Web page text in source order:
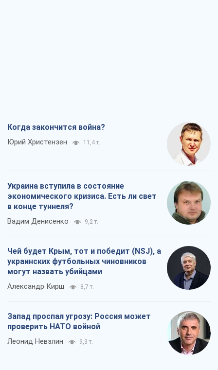
Когда закончится война?
Юрий Христензен 11,4 т.
Украина вступила в состояние
экономического кризиса. Есть ли свет
в конце туннеля?
Вадим Денисенко 9,2 т.
Чей будет Крым, тот и победит (NSJ), а
украинских футбольных чиновников
могут назвать убийцами
Александр Кирш 8,7 т.
Запад проспал угрозу: Россия может
проверить НАТО войной
Леонид Невзлин 9,3 т.